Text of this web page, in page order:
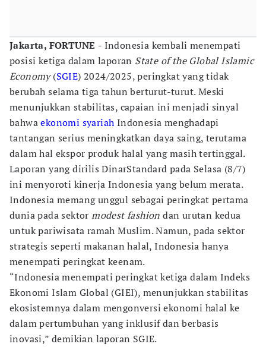
Jakarta, FORTUNE - Indonesia kembali menempati
posisi ketiga dalam laporan State of the Global Islamic
Economy(SGIE) 2024/2025, peringkat yang tidak
berubah selama tiga tahun berturut-turut. Meski
menunjukkan stabilitas, capaian ini menjadi sinyal
bahwaekonomi syariah Indonesia menghadapi
tantangan serius meningkatkan daya saing, terutama
dalam hal ekspor produk halal yang masih tertinggal.
Laporan yang dirilis DinarStandard pada Selasa (8/7)
ini menyoroti kinerja Indonesia yang belum merata.
Indonesia memang unggul sebagai peringkat pertama
dunia pada sektormodest fashion dan urutan kedua
untuk pariwisata ramah Muslim. Namun, pada sektor
strategis seperti makanan halal, Indonesia hanya
menempati peringkat keenam.
“Indonesia menempati peringkat ketiga dalam Indeks
Ekonomi Islam Global (GIEI), menunjukkan stabilitas
ekosistemnya dalam mengonversi ekonomi halal ke
dalam pertumbuhan yang inklusif dan berbasis
inovasi,” demikian laporan SGIE.